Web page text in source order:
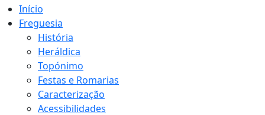
Início
Freguesia
História
Heráldica
Topónimo
Festas e Romarias
Caracterização
Acessibilidades